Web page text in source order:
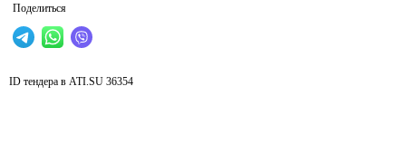
Поделиться
ID тендера в ATI.SU 36354